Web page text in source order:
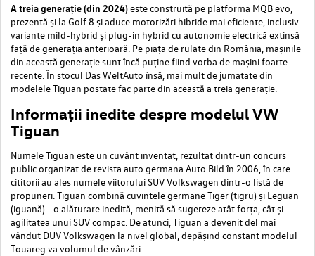
A treia generație (din 2024)este construită pe platforma MQB evo,
prezentă și la Golf 8 și aduce motorizări hibride mai eficiente, inclusiv
variante mild-hybrid și plug-in hybrid cu autonomie electrică extinsă
față de generația anterioară. Pe piața de rulate din România, mașinile
din această generație sunt încă puține fiind vorba de mașini foarte
recente. În stocul Das WeltAuto însă, mai mult de jumatate din
modelele Tiguan postate fac parte din această a treia generație.
Informații inedite despre modelul VW
Tiguan
Numele Tiguan este un cuvânt inventat, rezultat dintr-un concurs
public organizat de revista auto germana Auto Bild în 2006, în care
cititorii au ales numele viitorului SUV Volkswagen dintr-o listă de
propuneri. Tiguan combină cuvintele germane Tiger (tigru) și Leguan
(iguană) - o alăturare inedită, menită să sugereze atât forța, cât și
agilitatea unui SUV compac. De atunci, Tiguan a devenit del mai
vândut DUV Volkswagen la nivel global, depășind constant modelul
Touareg va volumul de vânzări.